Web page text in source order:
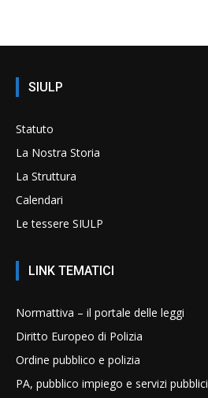
SIULP
Statuto
La Nostra Storia
La Struttura
Calendari
Le tessere SIULP
LINK TEMATICI
Normattiva – il portale delle leggi
Diritto Europeo di Polizia
Ordine pubblico e polizia
PA, pubblico impiego e servizi pubblici